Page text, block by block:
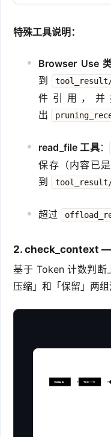
特殊工具说明：
Browser Use
到
件引用，
出
read_file 工具：
保存（内容已
到
超过
2. check_context —
基于 Token 计数判断
压缩」和「保留」两组
messages Token 计数